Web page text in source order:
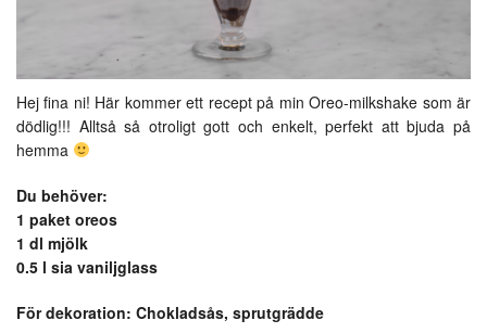
Hej fina ni! Här kommer ett recept på min Oreo-milkshake som är
dödlig!!! Alltså så otroligt gott och enkelt, perfekt att bjuda på
hemma
Du behöver:
1 paket oreos
1 dl mjölk
0.5 l sia vaniljglass
För dekoration: Chokladsås, sprutgrädde